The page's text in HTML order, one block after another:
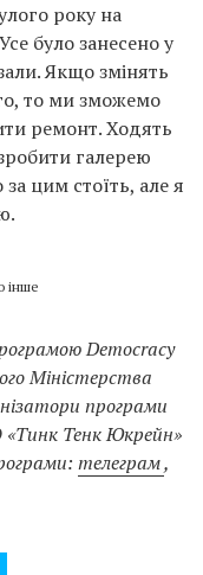
року на
було занесено у
Якщо змінять
то ми зможемо
ремонт. Ходять
галерею
цим стоїть, але я
інше
Democracy
Міністерства
програми
Тенк Юкрейн»
телеграм,